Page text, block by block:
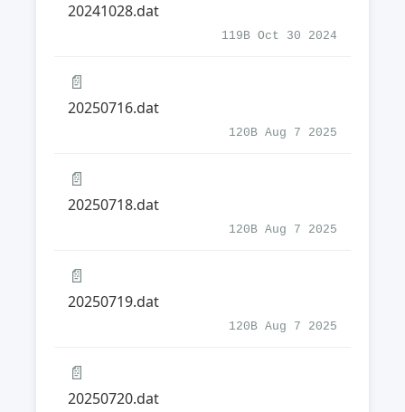
20241028.dat
119B Oct 30 2024
📄
20250716.dat
120B Aug 7 2025
📄
20250718.dat
120B Aug 7 2025
📄
20250719.dat
120B Aug 7 2025
📄
20250720.dat